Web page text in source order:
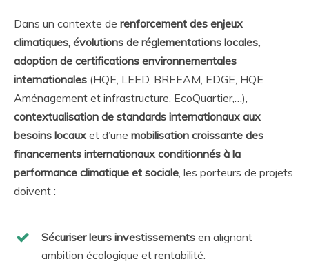
Dans un contexte de renforcement des enjeux
climatiques, évolutions de réglementations locales,
adoption de certifications environnementales
internationales (HQE, LEED, BREEAM, EDGE, HQE
Aménagement et infrastructure, EcoQuartier,…),
contextualisation de standards internationaux aux
besoins locaux et d’une mobilisation croissante des
financements internationaux conditionnés à la
performance climatique et sociale, les porteurs de projets
doivent :
Sécuriser leurs investissements en alignant
ambition écologique et rentabilité.